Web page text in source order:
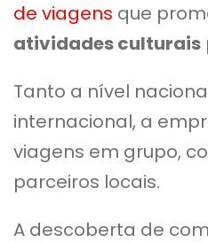
de viagens que
atividades culturais
Tanto a nível
internacional, a
viagens em grupo,
parceiros locais.
A descoberta de